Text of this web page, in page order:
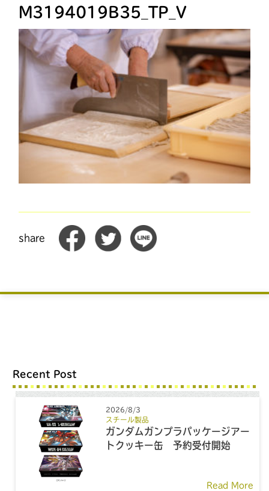
M3194019B35_TP_V
share
Recent Post
2026/8/3
スチール製品
ガンダムガンプラパッケージアー
トクッキー缶 予約受付開始
Read More